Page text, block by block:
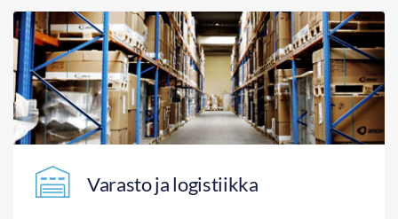
Varasto ja logistiikka